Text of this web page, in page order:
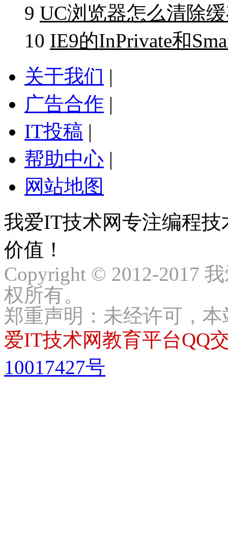
9 UC浏览器怎么清除
10 IE9的InPrivate和
关于我们 |
广告合作 |
IT投稿 |
帮助中心 |
网站地图
我爱IT技术网专注编程
价值！
Copyright © 2012-2017
权所有。
郑重声明：未经许可，
爱IT技术网教育平台QQ
10017427号